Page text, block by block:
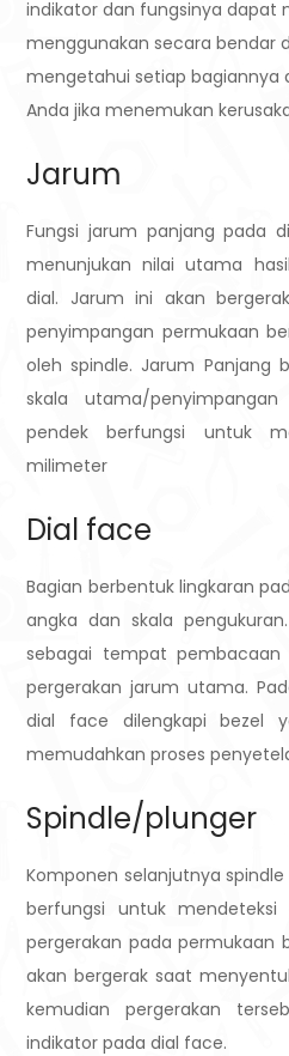
indikator dan fungsinya dapat
menggunakan secara bendar
mengetahui setiap bagiannya
Anda jika menemukan
Jarum
Fungsi jarum panjang pada
menunjukan nilai utama
dial. Jarum ini akan
penyimpangan permukaan
oleh spindle. Jarum Panjang
skala utama/
pendek berfungsi untuk
milimeter
Dial face
Bagian berbentuk lingkaran
angka dan skala
sebagai tempat pembacaan
pergerakan jarum utama.
dial face dilengkapi bezel
memudahkan proses
Spindle/plunger
Komponen selanjutnya
berfungsi untuk
pergerakan pada permukaan
akan bergerak saat
kemudian pergerakan
indikator pada dial face.